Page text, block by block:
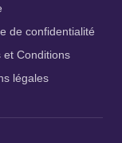
de confidentialité
et Conditions
légales